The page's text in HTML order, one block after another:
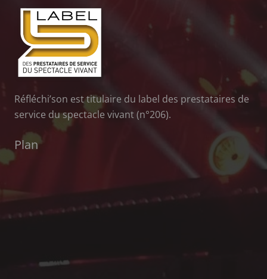
Réfléchi’son est titulaire du label des prestataires de
service du spectacle vivant (n°206).
Plan